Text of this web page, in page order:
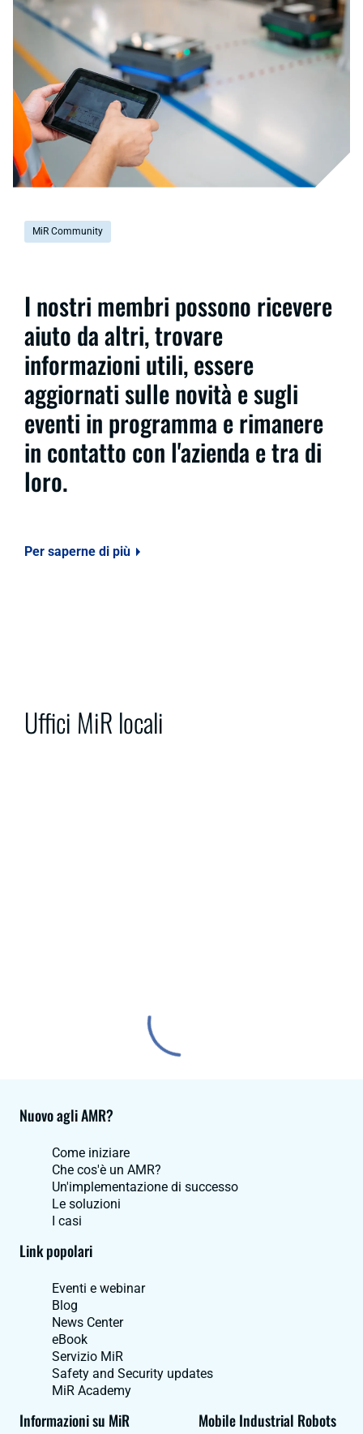
MiR Community
I nostri membri possono ricevere
aiuto da altri, trovare
informazioni utili, essere
aggiornati sulle novità e sugli
eventi in programma e rimanere
in contatto con l'azienda e tra di
loro.
Per saperne di più
Uffici MiR locali
Nuovo agli AMR?
Come iniziare
Che cos'è un AMR?
Un'implementazione di successo
Le soluzioni
I casi
Link popolari
Eventi e webinar
Blog
News Center
eBook
Servizio MiR
Safety and Security updates
MiR Academy
Informazioni su MiR Mobile Industrial Robots